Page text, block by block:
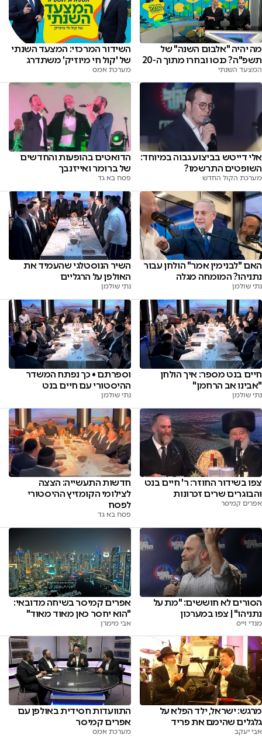
מה יהיה "אלבום השנה" של
תשפ"ה? כנסו ובחרו מתוך ה-20
המצעד השנתי
השידור המרכזי: המצעד השנתי
של 'קול חי מיוזיק' משתדרג
מערכת אמס
אלי דייטש בביצוע גבוה במיוחד:
השופטים התרשמו?
מערכת הקול החדש
הדואטים בהופעות והחדשים
של ברומר ואייזנבך
פסח בא גד
האם "לבנימין אמר" הולחן עבור
נתניהו? המומחה מגלה
נתי שולמן
השיר הנוסטלגי שהעמיד את
האולפן על הרגליים
נתי שולמן
חיים בנט מספר: איך הולחן
"אבינו אב הרחמן"
נתי שולמן
וספרתם • כך נפתח המשדר
ההיסטורי עם חיים בנט
נתי שולמן
צפו בשידור החוזר: ר' חיים בנט
והבוגרים שרים זכרונות
אפרים קמיסר
חדשות התעשייה: הצצה
לצילומי הקומזיץ ההיסטורי
לפסח
פסח בא גד
הסורים לא חוששים: "מת על
נתניהו" | צפו במערכון
מנדי וייס
אפרים קמיסר בשיחה מדובאי:
"הוא יחסר כאן מאוד מאוד"
אבי מימרן
מרגש: ישראל, ילד הפלא על
גלגלים שהימם את פריד
אבי יעקב
התוועדות חסידית באולפן עם
אפרים קמיסר
מערכת אמס